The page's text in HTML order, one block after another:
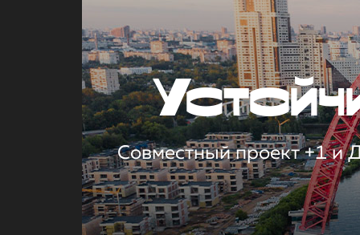
Совместный проект +1 и